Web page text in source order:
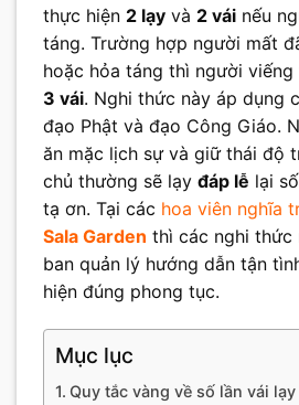
thực hiện 2 lạy và 2 vái nếu
táng. Trường hợp người mất
hoặc hỏa táng thì người viếng
3 vái. Nghi thức này áp dụng
đạo Phật và đạo Công Giáo.
ăn mặc lịch sự và giữ thái độ
chủ thường sẽ lạy đáp lễ lại
tạ ơn. Tại các hoa viên nghĩa
Sala Garden thì các nghi thức
ban quản lý hướng dẫn tận
hiện đúng phong tục.
Mục lục
Quy tắc vàng về số lần vái